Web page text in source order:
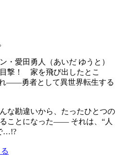
・愛田勇人（あいだ ゆうと）
撃！ 家を飛び出したとこ
――勇者として異世界転生する
な勘違いから、たったひとつの
ことになった―― それは、“人
…!?